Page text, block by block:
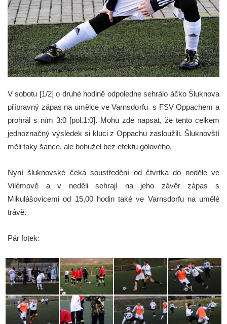
V sobotu [1/2] o druhé hodině odpoledne sehrálo áčko Šluknova
přípravný zápas na umělce ve Varnsdorfu s FSV Oppachem a
prohrál s ním 3:0 [pol.1:0]. Mohu zde napsat, že tento celkem
jednoznačný výsledek si kluci z Oppachu zasloužili. Šluknovští
měli taky šance, ale bohužel bez efektu gólového.
Nyní šluknovské čeká soustředění od čtvrtka do neděle ve
Vilémově a v neděli sehrají na jeho závěr zápas s
Mikulášovicemi od 15,00 hodin také ve Varnsdorfu na umělé
trávě.
Pár fotek: